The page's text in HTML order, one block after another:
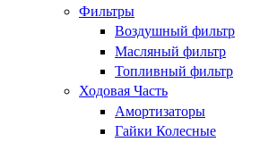
Фильтры
Воздушный фильтр
Масляный фильтр
Топливный фильтр
Ходовая Часть
Амортизаторы
Гайки Колесные